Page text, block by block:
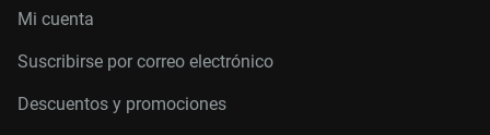
Mi cuenta
Suscribirse por correo electrónico
Descuentos y promociones